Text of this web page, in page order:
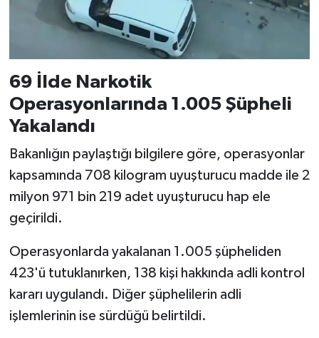
69 İlde Narkotik
Operasyonlarında 1.005 Şüpheli
Yakalandı
Bakanlığın paylaştığı bilgilere göre, operasyonlar
kapsamında 708 kilogram uyuşturucu madde ile 2
milyon 971 bin 219 adet uyuşturucu hap ele
geçirildi.
Operasyonlarda yakalanan 1.005 şüpheliden
423'ü tutuklanırken, 138 kişi hakkında adli kontrol
kararı uygulandı. Diğer şüphelilerin adli
işlemlerinin ise sürdüğü belirtildi.